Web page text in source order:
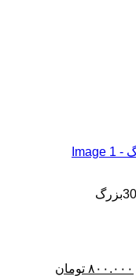
قیمت
۸۰۰.۰۰۰ تومان